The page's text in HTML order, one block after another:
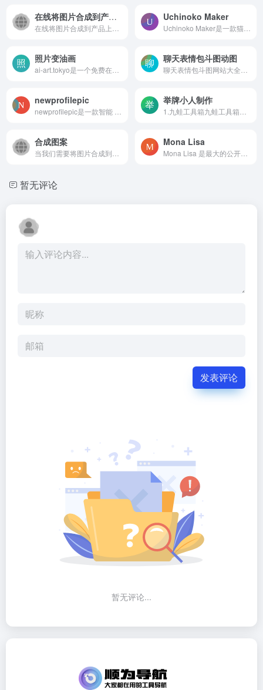
在线将图片合成到产品上面工具 Uchinoko Maker
照片变油画 聊天表情包斗图动图
newprofilepic 举牌小人制作
合成图案 Mona Lisa
暂无评论
发表评论
暂无评论...